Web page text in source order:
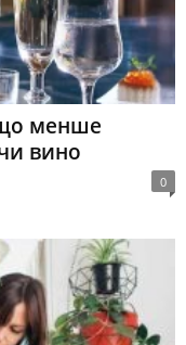
що менше
вино
0